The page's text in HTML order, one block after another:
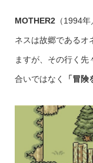
MOTHER2（1994年
ネスは故郷であるオ
ますが、その行く先
合いではなく 「冒険